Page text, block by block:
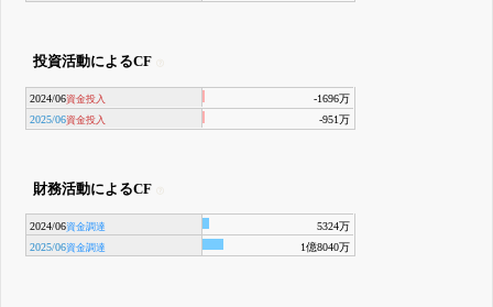
投資活動によるCF
2024/06資金投入
-1696万
2025/06資金投入 -951万
財務活動によるCF
2024/06資金調達
5324万
2025/06資金調達 1億8040万